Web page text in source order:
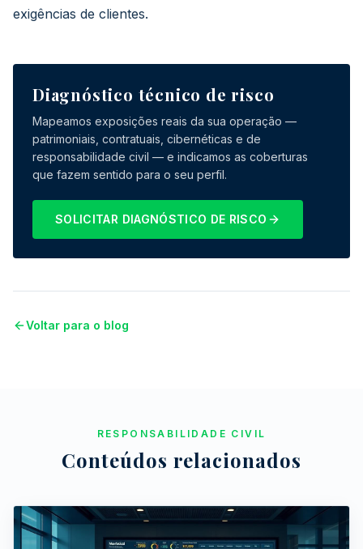
exigências de clientes.
Diagnóstico técnico de risco
Mapeamos exposições reais da sua operação —
patrimoniais, contratuais, cibernéticas e de
responsabilidade civil — e indicamos as coberturas
que fazem sentido para o seu perfil.
SOLICITAR DIAGNÓSTICO DE RISCO
Voltar para o blog
RESPONSABILIDADE CIVIL
Conteúdos relacionados